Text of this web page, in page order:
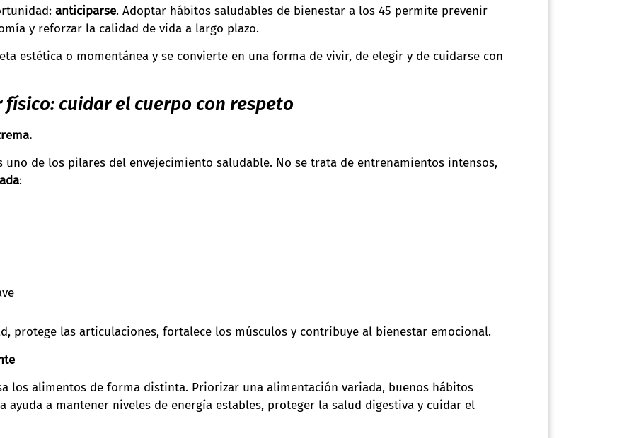
anticiparse. Adoptar hábitos saludables de bienestar a los 45 permite prevenir
y reforzar la calidad de vida a largo plazo.
estética o momentánea y se convierte en una forma de vivir, de elegir y de cuidarse con
cuidar el cuerpo con respeto
uno de los pilares del envejecimiento saludable. No se trata de entrenamientos intensos,
:
protege las articulaciones, fortalece los músculos y contribuye al bienestar emocional.
los alimentos de forma distinta. Priorizar una alimentación variada, buenos hábitos
ayuda a mantener niveles de energía estables, proteger la salud digestiva y cuidar el